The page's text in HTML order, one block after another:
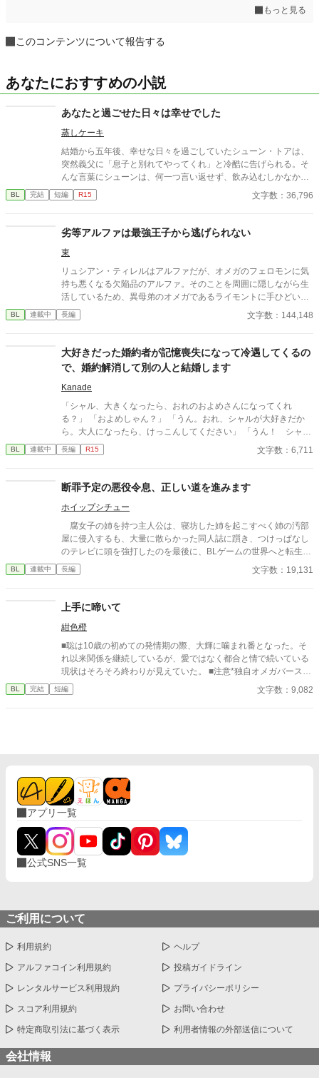
もっと見る
このコンテンツについて報告する
あなたにおすすめの小説
あなたと過ごせた日々は幸せでした
蒸しケーキ
結婚から五年後、幸せな日々を過ごしていたシューン・トアは、
突然義父に「息子と別れてやってくれ」と冷酷に告げられる。そ
んな言葉にシューンは、何一つ言い返せず、飲み込むしかなかっ
た。そして、夫であるアインス・キールに離婚を切り出すが、ア
インスがそう簡単にシューンを手離す訳もなく......。
BL 完結 短編 R15 文字数：36,796
劣等アルファは最強王子から逃げられない
東
リュシアン・ティレルはアルファだが、オメガのフェロモンに気
持ち悪くなる欠陥品のアルファ。そのことを周囲に隠しながら生
活しているため、異母弟のオメガであるライモントに手ひどい態
度をとってしまい、世間からの評判は悪い。 ある日、気分の悪さ
に逃げ込んだ先で、ひとりの王子につかまる・・・という話で
BL 連載中 長編 文字数：144,148
大好きだった婚約者が記憶喪失になって冷遇してくるの
で、婚約解消して別の人と結婚します
Kanade
「シャル、大きくなったら、おれのおよめさんになってくれ
る？」 「およめしゃん？」 「うん。おれ、シャルが大好きだか
ら。大人になったら、けっこんしてください」 「うん！ シャル
もリュシーしゃま、だいしゅき！ およめしゃん、なる！」 ✩
✩ ✩ 幼き日に交わした『約束』。その約束が果たされたの
から三年。リュシオンが事故により記憶喪失になったことで、全
てが狂っていく――。 ――――――――――― ✻男しかいな
い、αとΩしかいない世界観なので、女性やβといった概念は出て
きません。 ✻独自設定の異世界オメガバースです。 ✻4話までは
毎日更新。その後は週3話の更新を目指します。執筆しながらの
更新、遅筆なのでゆっくりペースにはなりますが、完結は保証い
とうございます😊
BL 連載中 長編 R15 文字数：6,711
断罪予定の悪役令息、正しい道を進みます
ホイップシチュー
腐女子の姉を持つ主人公は、寝坊した姉を起こすべく姉の汚部
屋に侵入するも、大量に散らかった同人誌に躓き、つけっぱなし
のテレビに頭を強打したのを最後に、BLゲームの世界へと転生し
てしまう____ 転生先はまさかの作品唯一の悪役で、攻略対象
を中心に周りから忌み嫌われる悪役令息、イリス・ネーヴェルア
彼は、生きるために姉から聞いた曖昧な情報だけで様々な困難に
立ち向かう____!?
BL 連載中 長編 文字数：19,131
上手に啼いて
紺色橙
■聡は10歳の初めての発情期の際、大輝に噛まれ番となった。そ
れ以来関係を継続しているが、愛ではなく都合と情で続いている
現状はそろそろ終わりが見えていた。 ■注意*独自オメガバース設
定。■『それは愛か本能か』と同じ世界設定です。関係は一切な
し。
BL 完結 短編 文字数：9,082
アプリ一覧
公式SNS一覧
ご利用について
利用規約 ヘルプ
アルファコイン利用規約 投稿ガイドライン
レンタルサービス利用規約 プライバシーポリシー
スコア利用規約 お問い合わせ
特定商取引法に基づく表示 利用者情報の外部送信について
会社情報